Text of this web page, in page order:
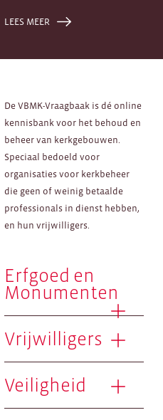
LEES MEER
De VBMK-Vraagbaak is dé online
kennisbank voor het behoud en
beheer van kerkgebouwen.
Speciaal bedoeld voor
organisaties voor kerkbeheer
die geen of weinig betaalde
professionals in dienst hebben,
en hun vrijwilligers.
Erfgoed en
Monumenten
Vrijwilligers
Veiligheid